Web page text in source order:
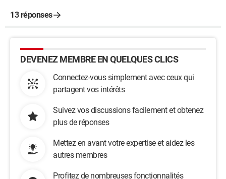
13 réponses
DEVENEZ MEMBRE EN QUELQUES CLICS
Connectez-vous simplement avec ceux qui
partagent vos intérêts
Suivez vos discussions facilement et obtenez
plus de réponses
Mettez en avant votre expertise et aidez les
autres membres
Profitez de nombreuses fonctionnalités